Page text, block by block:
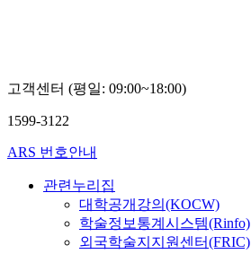
고객센터 (평일: 09:00~18:00)
1599-3122
ARS 번호안내
관련누리집
대학공개강의(KOCW)
학술정보통계시스템(Rinfo)
외국학술지지원센터(FRIC)